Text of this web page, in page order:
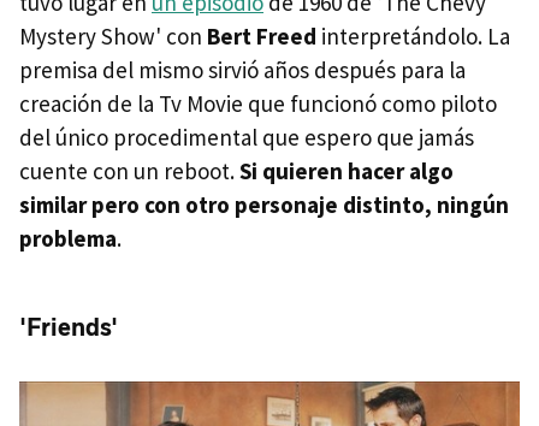
Mystery Show' con Bert Freed interpretándolo. La
premisa del mismo sirvió años después para la
creación de la Tv Movie que funcionó como piloto
del único procedimental que espero que jamás
cuente con un reboot.Si quieren hacer algo
similar pero con otro personaje distinto, ningún
problema.
'Friends'